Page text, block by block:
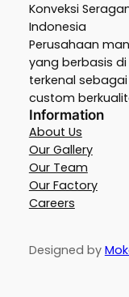
Konveksi
Indonesia
Perusahaan
yang berbasis
terkenal
custom
Information
About Us
Our Gallery
Our Team
Our Factory
Careers
Designed by